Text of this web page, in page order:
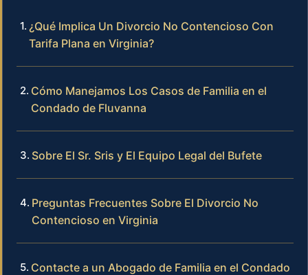
¿Qué Implica Un Divorcio No Contencioso Con
Tarifa Plana en Virginia?
Cómo Manejamos Los Casos de Familia en el
Condado de Fluvanna
Sobre El Sr. Sris y El Equipo Legal del Bufete
Preguntas Frecuentes Sobre El Divorcio No
Contencioso en Virginia
Contacte a un Abogado de Familia en el Condado